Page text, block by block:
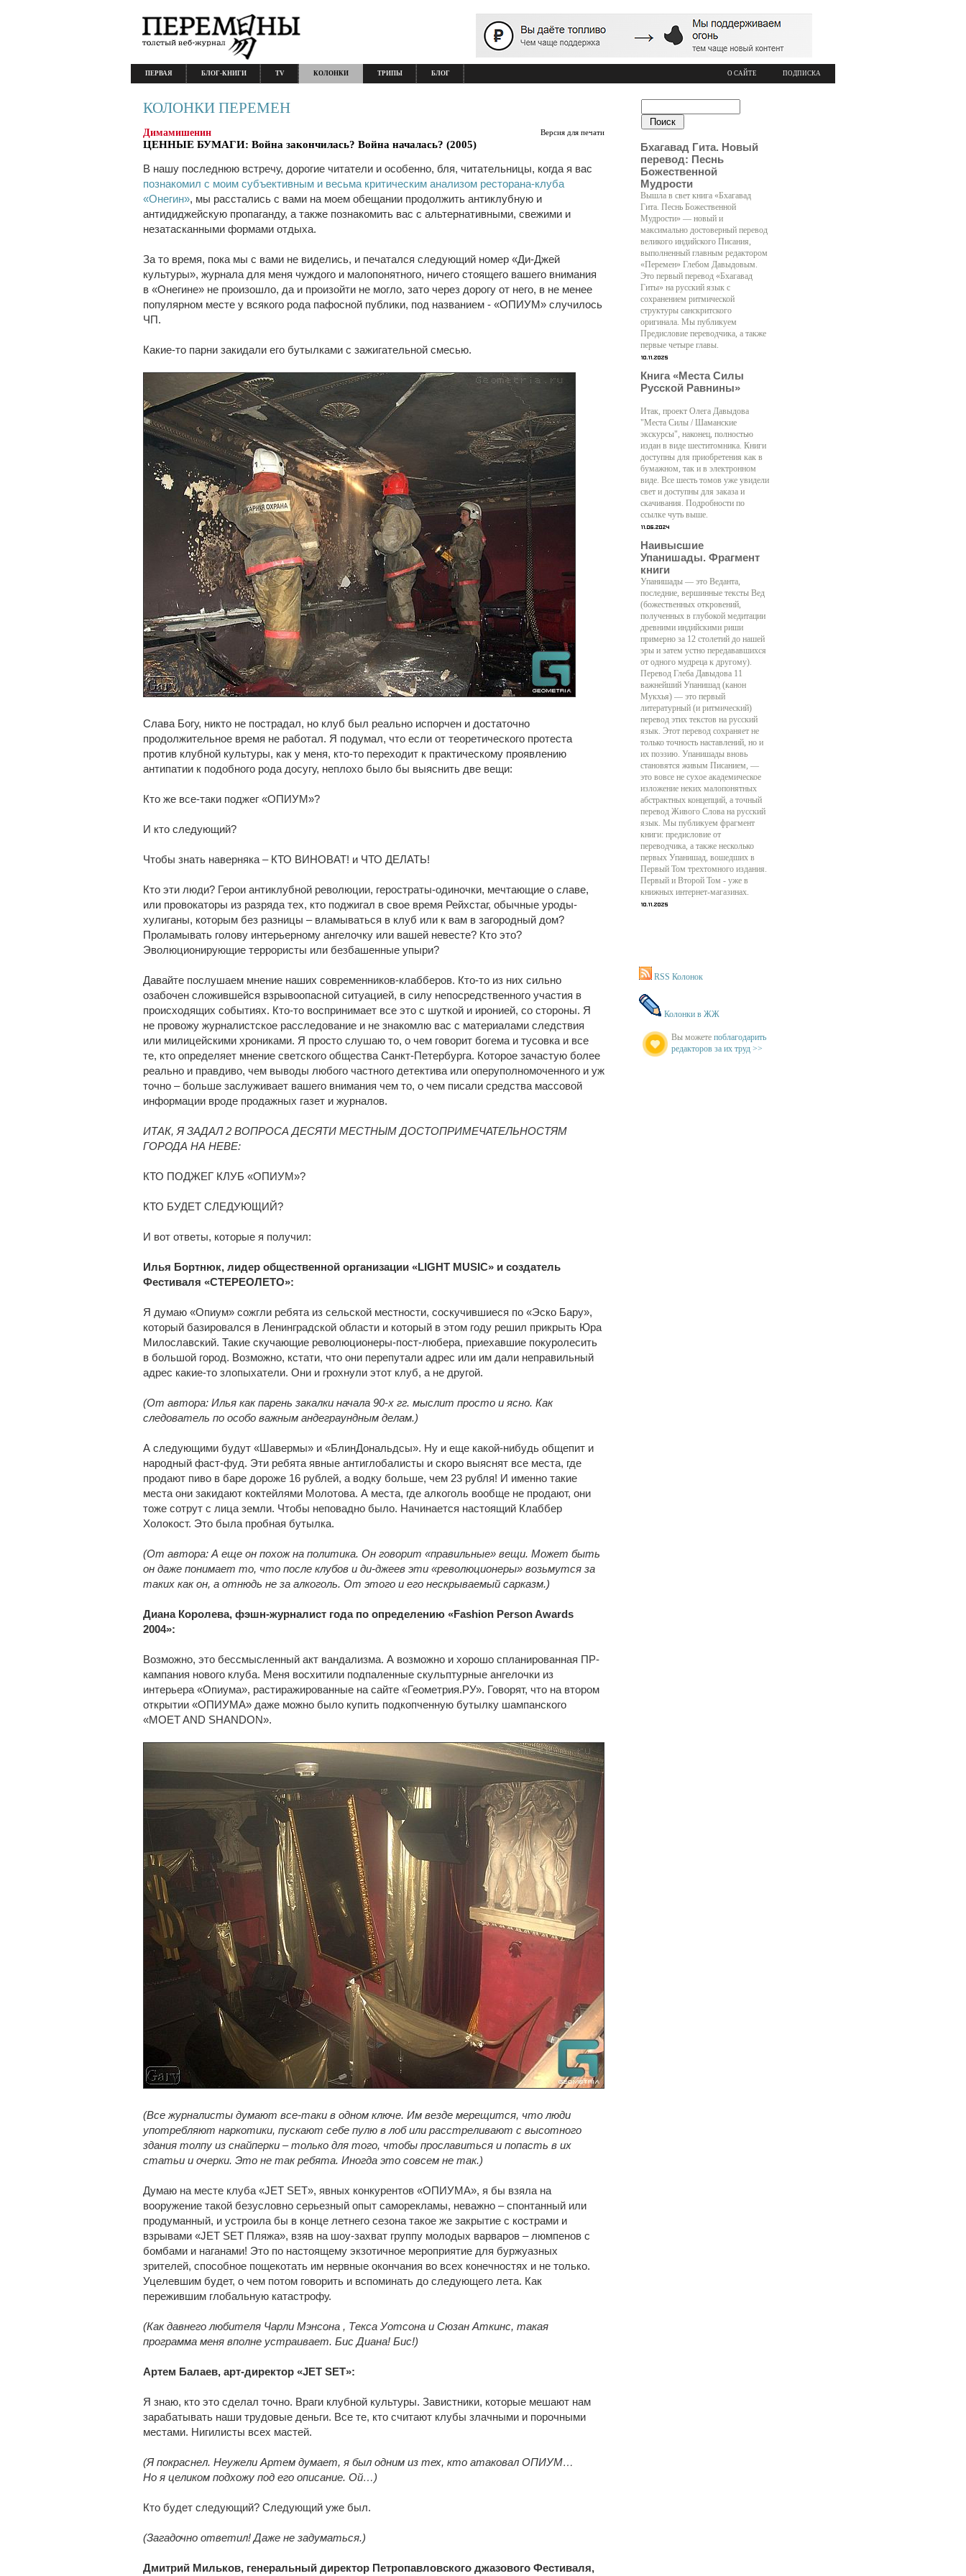
О САЙТЕ ПОДПИСКА
ПЕРВАЯ БЛОГ-КНИГИ TV КОЛОНКИ ТРИПЫ БЛОГ
КОЛОНКИ ПЕРЕМЕН
Димамишенин Версия для печати
ЦЕННЫЕ БУМАГИ: Война закончилась? Война началась? (2005)
В нашу последнюю встречу, дорогие читатели и особенно, бля, читательницы, когда я вас
познакомил с моим субъективным и весьма критическим анализом ресторана-клуба
«Онегин», мы расстались с вами на моем обещании продолжить антиклубную и
антидиджейскую пропаганду, а также познакомить вас с альтернативными, свежими и
незатасканными формами отдыха.
За то время, пока мы с вами не виделись, и печатался следующий номер «Ди-Джей
культуры», журнала для меня чуждого и малопонятного, ничего стоящего вашего внимания
в «Онегине» не произошло, да и произойти не могло, зато через дорогу от него, в не менее
популярном месте у всякого рода пафосной публики, под названием - «ОПИУМ» случилось
ЧП.
Какие-то парни закидали его бутылками с зажигательной смесью.
Слава Богу, никто не пострадал, но клуб был реально испорчен и достаточно
продолжительное время не работал. Я подумал, что если от теоретического протеста
против клубной культуры, как у меня, кто-то переходит к практическому проявлению
антипатии к подобного рода досугу, неплохо было бы выяснить две вещи:
Кто же все-таки поджег «ОПИУМ»?
И кто следующий?
Чтобы знать наверняка – КТО ВИНОВАТ! и ЧТО ДЕЛАТЬ!
Кто эти люди? Герои антиклубной революции, геростраты-одиночки, мечтающие о славе,
или провокаторы из разряда тех, кто поджигал в свое время Рейхстаг, обычные уроды-
хулиганы, которым без разницы – вламываться в клуб или к вам в загородный дом?
Проламывать голову интерьерному ангелочку или вашей невесте? Кто это?
Эволюционирующие террористы или безбашенные упыри?
Давайте послушаем мнение наших современников-клабберов. Кто-то из них сильно
озабочен сложившейся взрывоопасной ситуацией, в силу непосредственного участия в
происходящих событиях. Кто-то воспринимает все это с шуткой и иронией, со стороны. Я
не провожу журналистское расследование и не знакомлю вас с материалами следствия
или милицейскими хрониками. Я просто слушаю то, о чем говорит богема и тусовка и все
те, кто определяет мнение светского общества Санкт-Петербурга. Которое зачастую более
реально и правдиво, чем выводы любого частного детектива или оперуполномоченного и уж
точно – больше заслуживает вашего внимания чем то, о чем писали средства массовой
информации вроде продажных газет и журналов.
ИТАК, Я ЗАДАЛ 2 ВОПРОСА ДЕСЯТИ МЕСТНЫМ ДОСТОПРИМЕЧАТЕЛЬНОСТЯМ
ГОРОДА НА НЕВЕ:
КТО ПОДЖЕГ КЛУБ «ОПИУМ»?
КТО БУДЕТ СЛЕДУЮЩИЙ?
И вот ответы, которые я получил:
Илья Бортнюк, лидер общественной организации «LIGHT MUSIC» и создатель
Фестиваля «СТЕРЕОЛЕТO»:
Я думаю «Опиум» сожгли ребята из сельской местности, соскучившиеся по «Эско Бару»,
который базировался в Ленинградской области и который в этом году решил прикрыть Юра
Милославский. Такие скучающие революционеры-пост-любера, приехавшие покуролесить
в большой город. Возможно, кстати, что они перепутали адрес или им дали неправильный
адрес какие-то злопыхатели. Они и грохнули этот клуб, а не другой.
(От автора: Илья как парень закалки начала 90-х гг. мыслит просто и ясно. Как
следователь по особо важным андеграундным делам.)
А следующими будут «Шавермы» и «БлинДональдсы». Ну и еще какой-нибудь общепит и
народный фаст-фуд. Эти ребята явные антиглобалисты и скоро выяснят все места, где
продают пиво в баре дороже 16 рублей, а водку больше, чем 23 рубля! И именно такие
места они закидают коктейлями Молотова. А места, где алкоголь вообще не продают, они
тоже сотрут с лица земли. Чтобы неповадно было. Начинается настоящий Клаббер
Холокост. Это была пробная бутылка.
(От автора: А еще он похож на политика. Он говорит «правильные» вещи. Может быть
он даже понимает то, что после клубов и ди-джеев эти «революционеры» возьмутся за
таких как он, а отнюдь не за алкоголь. От этого и его нескрываемый сарказм.)
Диана Королева, фэшн-журналист года по определению «Fashion Person Awards
2004»:
Возможно, это бессмысленный акт вандализма. А возможно и хорошо спланированная ПР-
кампания нового клуба. Меня восхитили подпаленные скульптурные ангелочки из
интерьера «Опиума», растиражированные на сайте «Геометрия.РУ». Говорят, что на втором
открытии «ОПИУМА» даже можно было купить подкопченную бутылку шампанского
«MOET AND SHANDON».
(Все журналисты думают все-таки в одном ключе. Им везде мерещится, что люди
употребляют наркотики, пускают себе пулю в лоб или расстреливают с высотного
здания толпу из снайперки – только для того, чтобы прославиться и попасть в их
статьи и очерки. Это не так ребята. Иногда это совсем не так.)
Думаю на месте клуба «JET SET», явных конкурентов «ОПИУМА», я бы взяла на
вооружение такой безусловно серьезный опыт саморекламы, неважно – спонтанный или
продуманный, и устроила бы в конце летнего сезона такое же закрытие с кострами и
взрывами «JET SET Пляжа», взяв на шоу-захват группу молодых варваров – люмпенов с
бомбами и наганами! Это по настоящему экзотичное мероприятие для буржуазных
зрителей, способное пощекотать им нервные окончания во всех конечностях и не только.
Уцелевшим будет, о чем потом говорить и вспоминать до следующего лета. Как
пережившим глобальную катастрофу.
(Как давнего любителя Чарли Мэнсона , Текса Уотсона и Сюзан Аткинс, такая
программа меня вполне устраивает. Бис Диана! Бис!)
Артем Балаев, арт-директор «JET SET»:
Я знаю, кто это сделал точно. Враги клубной культуры. Завистники, которые мешают нам
зарабатывать наши трудовые деньги. Все те, кто считают клубы злачными и порочными
местами. Нигилисты всех мастей.
(Я покраснел. Неужели Артем думает, я был одним из тех, кто атаковал ОПИУМ…
Но я целиком подхожу под его описание. Ой…)
Кто будет следующий? Следующий уже был.
(Загадочно ответил! Даже не задуматься.)
Дмитрий Мильков, генеральный директор Петропавловского джазового Фестиваля,
Бхагавад Гита. Новый
перевод: Песнь
Божественной
Мудрости
Вышла в свет книга «Бхагавад
Гита. Песнь Божественной
Мудрости» — новый и
максимально достоверный перевод
великого индийского Писания,
выполненный главным редактором
«Перемен» Глебом Давыдовым.
Это первый перевод «Бхагавад
Гиты» на русский язык с
сохранением ритмической
структуры санскритского
оригинала. Мы публикуем
Предисловие переводчика, а также
первые четыре главы.
Книга «Места Силы
Русской Равнины»
Итак, проект Олега Давыдова
"Места Силы / Шаманские
экскурсы", наконец, полностью
издан в виде шеститомника. Книги
доступны для приобретения как в
бумажном, так и в электронном
виде. Все шесть томов уже увидели
свет и доступны для заказа и
скачивания. Подробности по
ссылке чуть выше.
Наивысшие
Упанишады. Фрагмент
книги
Упанишады — это Веданта,
последние, вершинные тексты Вед
(божественных откровений,
полученных в глубокой медитации
древними индийскими риши
примерно за 12 столетий до нашей
эры и затем устно передававшихся
от одного мудреца к другому).
Перевод Глеба Давыдова 11
важнейший Упанишад (канон
Мукхья) — это первый
литературный (и ритмический)
перевод этих текстов на русский
язык. Этот перевод сохраняет не
только точность наставлений, но и
их поэзию. Упанишады вновь
становятся живым Писанием, —
это вовсе не сухое академическое
изложение неких малопонятных
абстрактных концепций, а точный
перевод Живого Слова на русский
язык. Мы публикуем фрагмент
книги: предисловие от
переводчика, а также несколько
первых Упанишад, вошедших в
Первый Том трехтомного издания.
Первый и Второй Том - уже в
книжных интернет-магазинах.
RSS Колонок
Колонки в ЖЖ
Вы можете поблагодарить
редакторов за их труд >>